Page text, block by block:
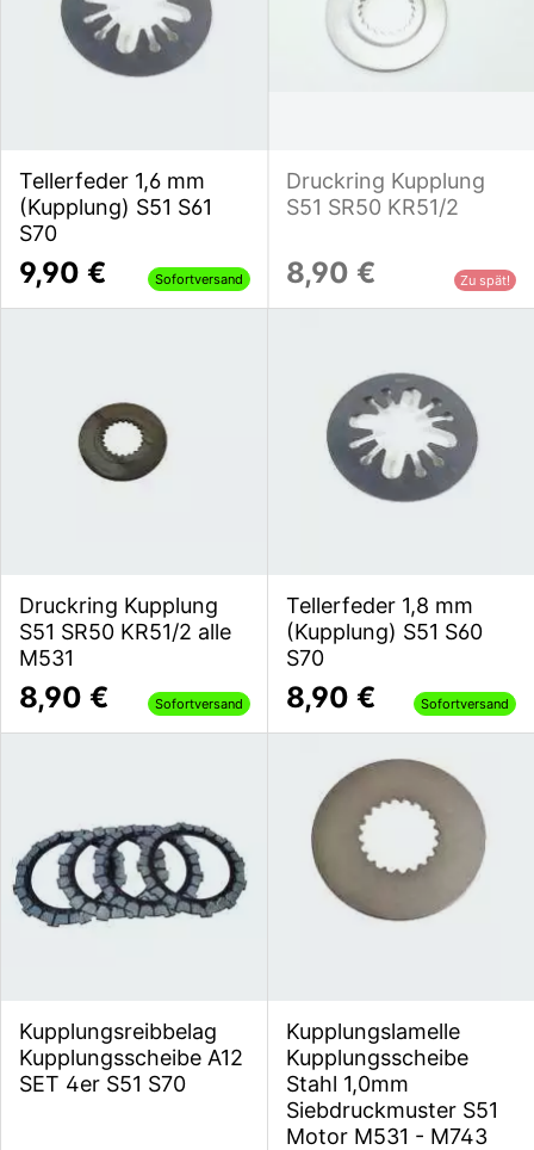
Tellerfeder 1,6 mm
(Kupplung) S51 S61
S70
9,90 € Sofortversand
Druckring Kupplung
S51 SR50 KR51/2
8,90 € Zu spät!
Druckring Kupplung
S51 SR50 KR51/2 alle
M531
8,90 € Sofortversand
Tellerfeder 1,8 mm
(Kupplung) S51 S60
S70
8,90 € Sofortversand
Kupplungsreibbelag
Kupplungsscheibe A12
SET 4er S51 S70
Kupplungslamelle
Kupplungsscheibe
Stahl 1,0mm
Siebdruckmuster S51
Motor M531 - M743